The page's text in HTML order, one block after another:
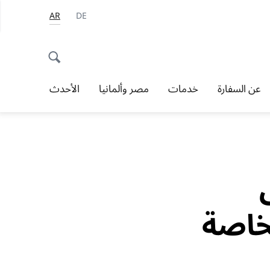
DE
AR
عن السفارة خدمات مصر وألمانيا الأحدث